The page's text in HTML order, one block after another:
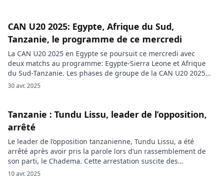
[…]
CAN U20 2025: Egypte, Afrique du Sud,
Tanzanie, le programme de ce mercredi
La CAN U20 2025 en Egypte se poursuit ce mercredi avec
deux matchs au programme: Egypte-Sierra Leone et Afrique
du Sud-Tanzanie. Les phases de groupe de la CAN U20 2025
se poursuivent ce mercredi avec les rencontres dans le
30 avr. 2025
Tanzanie : Tundu Lissu, leader de l’opposition,
arrêté
Le leader de l’opposition tanzanienne, Tundu Lissu, a été
arrêté après avoir pris la parole lors d’un rassemblement de
son parti, le Chadema. Cette arrestation suscite des
inquiétudes quant à une possible répression politique à
10 avr. 2025